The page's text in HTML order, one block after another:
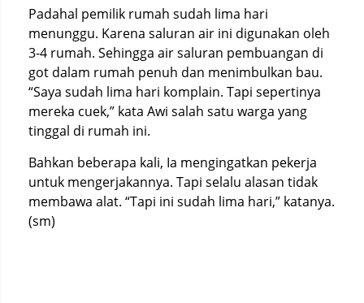
Padahal pemilik rumah sudah lima hari
menunggu. Karena saluran air ini digunakan oleh
3-4 rumah. Sehingga air saluran pembuangan di
got dalam rumah penuh dan menimbulkan bau.
“Saya sudah lima hari komplain. Tapi sepertinya
mereka cuek,” kata Awi salah satu warga yang
tinggal di rumah ini.
Bahkan beberapa kali, Ia mengingatkan pekerja
untuk mengerjakannya. Tapi selalu alasan tidak
membawa alat. “Tapi ini sudah lima hari,” katanya.
(sm)